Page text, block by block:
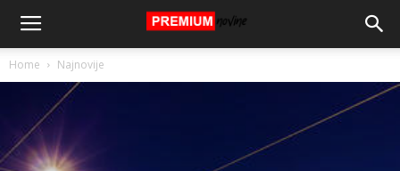
Home Najnovije